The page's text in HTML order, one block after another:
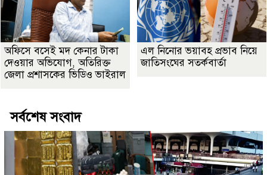
অফিসে বসেই মদ কেনার টাকা
দেওয়ার অভিযোগ, অতিরিক্ত
জেলা প্রশাসকের ভিডিও ভাইরাল
এল নিনোর ভয়াবহ প্রভাব নিয়ে
জাতিসংঘের সতর্কবার্তা
সর্বশেষ সংবাদ